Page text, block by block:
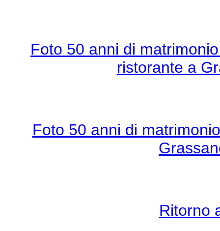
Foto 50 anni di
ristorante a
Foto 50 anni di
Ritorno